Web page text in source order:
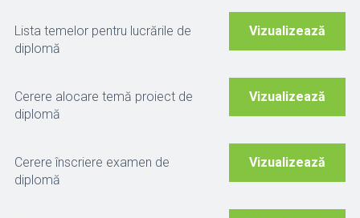
Lista temelor pentru lucrările de
diplomă
Vizualizează
Cerere alocare temă proiect de
diplomă
Vizualizează
Cerere înscriere examen de
diplomă
Vizualizează